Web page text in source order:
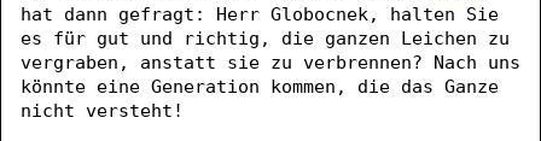
hat dann gefragt: Herr Globocnek, halten Sie
es für gut und richtig, die ganzen Leichen zu
vergraben, anstatt sie zu verbrennen? Nach uns
könnte eine Generation kommen, die das Ganze
nicht versteht!